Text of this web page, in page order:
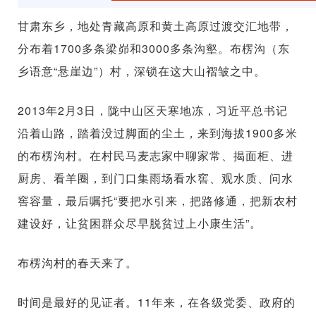
甘肃东乡，地处青藏高原和黄土高原过渡交汇地带，
分布着1700多条梁峁和3000多条沟壑。布楞沟（东
乡语意“悬崖边”）村，深锁在这大山褶皱之中。
2013年2月3日，陇中山区天寒地冻，习近平总书记
沿着山路，踏着没过脚面的尘土，来到海拔1900多米
的布楞沟村。在村民马麦志家中聊家常、揭面柜、进
厨房、看羊圈，到门口集雨场看水窖、观水质、问水
窖容量，最后嘱托“要把水引来，把路修通，把新农村
建设好，让贫困群众尽早脱贫过上小康生活”。
布楞沟村的春天来了。
时间是最好的见证者。11年来，在各级党委、政府的